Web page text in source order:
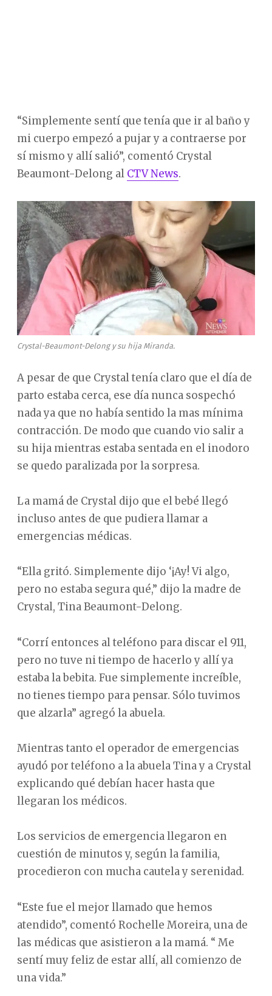
“Simplemente sentí que tenía que ir al baño y
mi cuerpo empezó a pujar y a contraerse por
sí mismo y allí salió”, comentó Crystal
Beaumont-Delong al CTV News.
Crystal-Beaumont-Delong y su hija Miranda.
A pesar de que Crystal tenía claro que el día de
parto estaba cerca, ese día nunca sospechó
nada ya que no había sentido la mas mínima
contracción. De modo que cuando vio salir a
su hija mientras estaba sentada en el inodoro
se quedo paralizada por la sorpresa.
La mamá de Crystal dijo que el bebé llegó
incluso antes de que pudiera llamar a
emergencias médicas.
“Ella gritó. Simplemente dijo ‘¡Ay! Vi algo,
pero no estaba segura qué,” dijo la madre de
Crystal, Tina Beaumont-Delong.
“Corrí entonces al teléfono para discar el 911,
pero no tuve ni tiempo de hacerlo y allí ya
estaba la bebita. Fue simplemente increíble,
no tienes tiempo para pensar. Sólo tuvimos
que alzarla” agregó la abuela.
Mientras tanto el operador de emergencias
ayudó por teléfono a la abuela Tina y a Crystal
explicando qué debían hacer hasta que
llegaran los médicos.
Los servicios de emergencia llegaron en
cuestión de minutos y, según la familia,
procedieron con mucha cautela y serenidad.
“Este fue el mejor llamado que hemos
atendido”, comentó Rochelle Moreira, una de
las médicas que asistieron a la mamá. “ Me
sentí muy feliz de estar allí, all comienzo de
una vida.”